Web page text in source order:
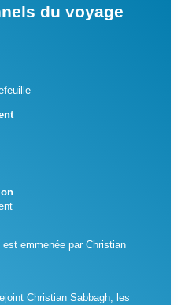
du voyage
est emmenée par Christian
Christian Sabbagh, les